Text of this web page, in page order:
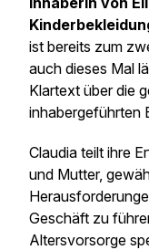
ist bereits zum
auch dieses Mal
Klartext über die
inhabergeführten
Claudia teilt ihre
und Mutter,
Geschäft zu
Altersvorsorge